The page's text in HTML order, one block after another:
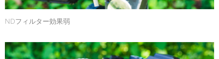
NDフィルター効果弱